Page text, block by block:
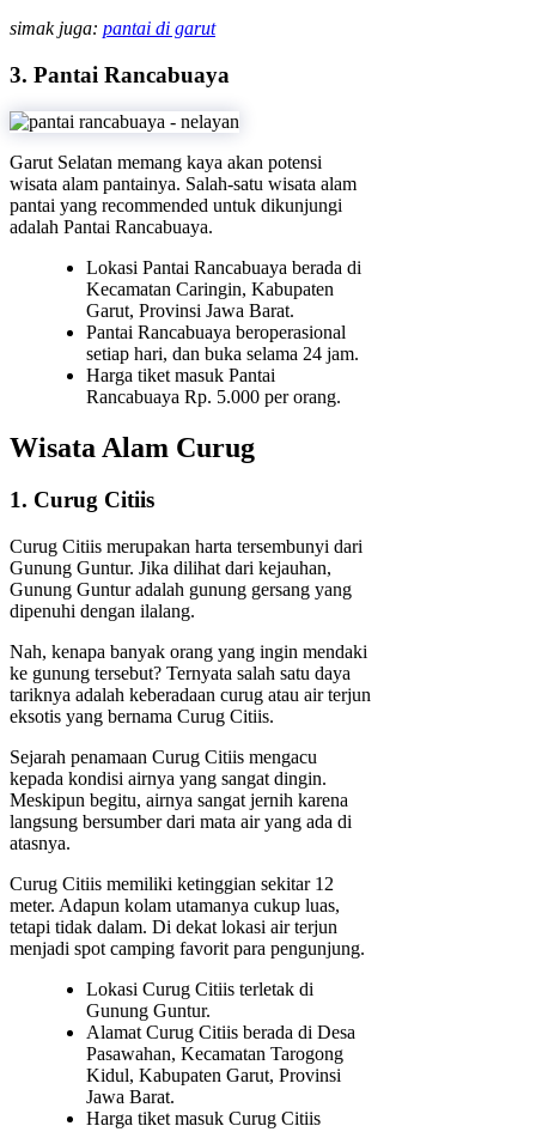
simak juga: pantai di garut
3. Pantai Rancabuaya
Garut Selatan memang kaya akan potensi
wisata alam pantainya. Salah-satu wisata alam
pantai yang recommended untuk dikunjungi
adalah Pantai Rancabuaya.
Lokasi Pantai Rancabuaya berada di
Kecamatan Caringin, Kabupaten
Garut, Provinsi Jawa Barat.
Pantai Rancabuaya beroperasional
setiap hari, dan buka selama 24 jam.
Harga tiket masuk Pantai
Rancabuaya Rp. 5.000 per orang.
Wisata Alam Curug
1. Curug Citiis
Curug Citiis merupakan harta tersembunyi dari
Gunung Guntur. Jika dilihat dari kejauhan,
Gunung Guntur adalah gunung gersang yang
dipenuhi dengan ilalang.
Nah, kenapa banyak orang yang ingin mendaki
ke gunung tersebut? Ternyata salah satu daya
tariknya adalah keberadaan curug atau air terjun
eksotis yang bernama Curug Citiis.
Sejarah penamaan Curug Citiis mengacu
kepada kondisi airnya yang sangat dingin.
Meskipun begitu, airnya sangat jernih karena
langsung bersumber dari mata air yang ada di
atasnya.
Curug Citiis memiliki ketinggian sekitar 12
meter. Adapun kolam utamanya cukup luas,
tetapi tidak dalam. Di dekat lokasi air terjun
menjadi spot camping favorit para pengunjung.
Lokasi Curug Citiis terletak di
Gunung Guntur.
Alamat Curug Citiis berada di Desa
Pasawahan, Kecamatan Tarogong
Kidul, Kabupaten Garut, Provinsi
Jawa Barat.
Harga tiket masuk Curug Citiis